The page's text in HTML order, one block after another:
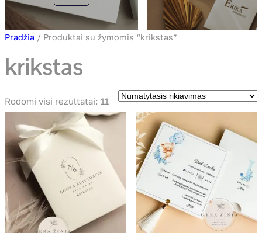
Pradžia / Produktai su žymomis “krikstas”
krikstas
Rodomi visi rezultatai: 11